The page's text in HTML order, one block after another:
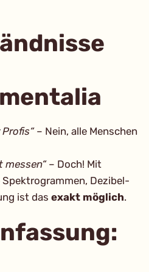
– Nein, alle Menschen
messen“– Doch! Mit
Dezibel-
ist das exakt möglich.